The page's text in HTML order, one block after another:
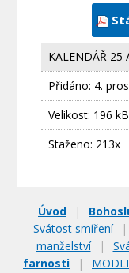
KALENDÁŘ 25
Přidáno: 4.
Velikost: 196 kB
Staženo: 213x
Úvod |
Svátost smíření
|
manželství
|
farnosti
|